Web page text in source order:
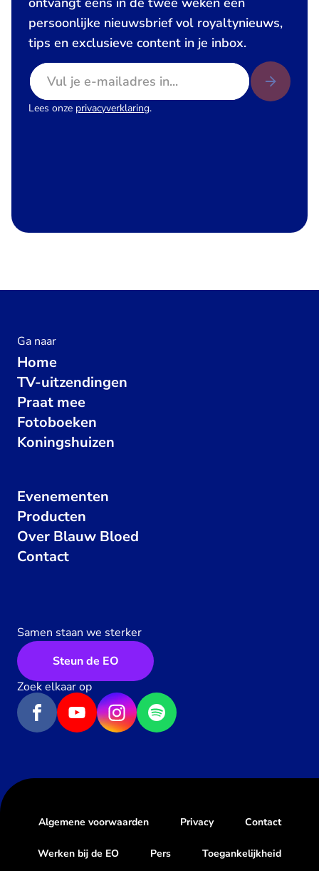
persoonlijke nieuwsbrief vol royaltynieuws,
tips en exclusieve content in je inbox.
E-mailadres
Lees onze privacyverklaring.
Ga naar
Home
TV-uitzendingen
Praat mee
Fotoboeken
Koningshuizen
Evenementen
Producten
Over Blauw Bloed
Contact
Samen staan we sterker
Steun de EO
Zoek elkaar op
Algemene voorwaarden Privacy Contact
Werken bij de EO Pers Toegankelijkheid